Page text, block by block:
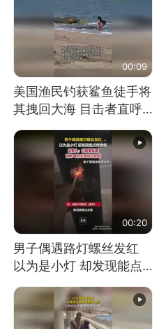
00:09
美国渔民钓获鲨鱼徒手将
其拽回大海 目击者直呼
消息）
00:20
男子偶遇路灯螺丝发红
以为是小灯 却发现能点
处理